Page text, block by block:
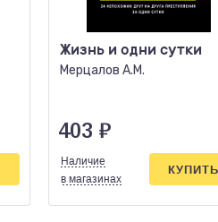
Жизнь и одни сутки
Мерцалов А.М.
403 ₽
Наличие
в магазинах
КУПИТЬ